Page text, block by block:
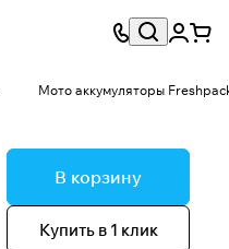
Мото аккумуляторы
В корзину
Купить в 1 клик